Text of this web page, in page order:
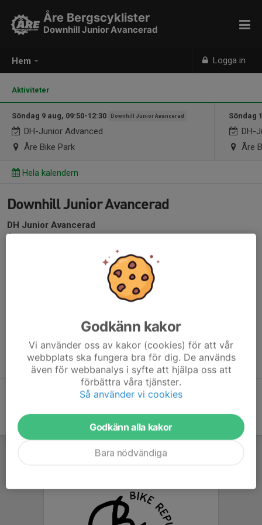
Hem Logga in
Åre Bergscyklister
Downhill Junior Avancerad
Aktiviteter
Söndag 9 aug, 09:50-12:30 Downhill Junior Avancerad
DH-Junior Advanced
Åre Bike Park
Söndag
DH-
Åre
Hela kalendern
Downhill Junior Avancerad
DH Junior Avancerad
Cykelstorlek: 26 tums hjul eller större.
Gruppen för dig som cyklar och behärskar röda leder som
Bräckebäcksleden, Kanonröret och Hoppar alla hoppen i
flinbanan, börjat köra Wingman. Du vill lära sig hoppa större
hopp, cykla snabbare i stök, kanske också lite sugen på att
Planerade datum:7/6, 14/6, 23/6, 30/6, 2/8, 9/8, 16/8
Godkänn kakor
Vi använder oss av kakor (cookies) för att vår
webbplats ska fungera bra för dig. De används
även för webbanalys i syfte att hjälpa oss att
förbättra våra tjänster.
Så använder vi cookies
Godkänn alla kakor
Bara nödvändiga